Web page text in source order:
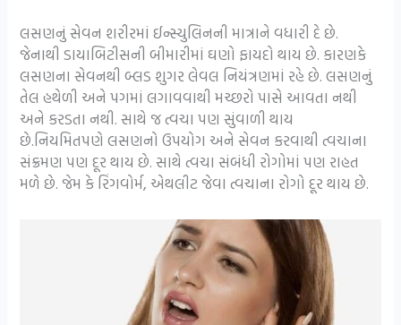
લસણનું સેવન શરીરમાં ઈન્સ્યુલિનની માત્રાને વધારી દે છે.
જેનાથી ડાયાબિટીસની બીમારીમાં ઘણો ફાયદો થાય છે. કારણકે
લસણના સેવનથી બ્લડ શુગર લેવલ નિયંત્રણમાં રહે છે. લસણનું
તેલ હથેળી અને પગમાં લગાવવાથી મચ્છરો પાસે આવતા નથી
અને કરડતા નથી. સાથે જ ત્વચા પણ સુંવાળી થાય
છે.નિયમિતપણે લસણનો ઉપયોગ અને સેવન કરવાથી ત્વચાના
સંક્રમણ પણ દૂર થાય છે. સાથે ત્વચા સંબંધી રોગોમાં પણ રાહત
મળે છે. જેમ કે રિંગવોર્મ, એથલીટ જેવા ત્વચાના રોગો દૂર થાય છે.